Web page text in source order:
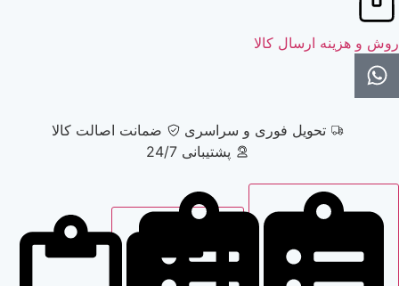
کالا
فوری و سراسری
ضمانت اصالت کالا